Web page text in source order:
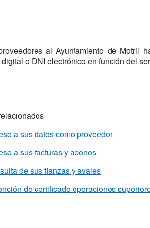
al Ayuntamiento de Motril
o DNI electrónico en función del
a sus datos como proveedor
a sus facturas y abonos
de sus fianzas y avales
de certificado operaciones